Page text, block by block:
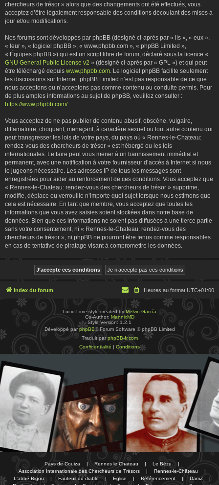
chercheurs de trésor » alors que des changements ont été effectués, vous
acceptez d’être légalement responsable des conditions découlant des mises à
jour et/ou modifications.
Nos forums sont développés par phpBB (désigné ci-après par « ils », « eux »,
« leur », « logiciel phpBB », « www.phpbb.com », « phpBB Limited »,
« Équipes phpBB ») qui est un script libre de forum, déclaré sous la licence «
GNU General Public License v2 » (désigné ci-après par « GPL ») et qui peut
être téléchargé depuis www.phpbb.com. Le logiciel phpBB facilite seulement
les discussions sur Internet. phpBB Limited n’est pas responsable de ce que
nous acceptons ou n’acceptons pas comme contenu ou conduite permis. Pour
de plus amples informations au sujet de phpBB, veuillez consulter :
https://www.phpbb.com/.
Vous acceptez de ne pas publier de contenu abusif, obscène, vulgaire,
diffamatoire, choquant, menaçant, à caractère sexuel ou tout autre contenu qui
peut transgresser les lois de votre pays, du pays où « Rennes-le-Chateau:
rendez-vous des chercheurs de trésor » est hébergé ou les lois
internationales. Le faire peut vous mener à un bannissement immédiat et
permanent, avec une notification à votre fournisseur d’accès à Internet si nous
le jugeons nécessaire. Les adresses IP de tous les messages sont
enregistrées pour aider au renforcement de ces conditions. Vous acceptez que
« Rennes-le-Chateau: rendez-vous des chercheurs de trésor » supprime,
modifie, déplace ou verrouille n’importe quel sujet lorsque nous estimons que
cela est nécessaire. En tant que membre, vous acceptez que toutes les
informations que vous avez saisies soient stockées dans notre base de
données. Bien que ces informations ne soient pas diffusées à une tierce partie
sans votre consentement, ni « Rennes-le-Chateau: rendez-vous des
chercheurs de trésor », ni phpBB ne pourront être tenus comme responsables
en cas de tentative de piratage visant à compromettre les données.
Index du forum Heures au format UTC+01:00
Lucid Lime style created byMelvin García
Co-Author: MannixMD
Style Version: 1.2.1
Développé parphpBB® Forum Software © phpBB Limited
Traduit parphpBB-fr.com
Confidentialité | Conditions
Pays de Couiza | Rennes le Chateau | Le Bézu
|
Association Internationale des Chercheurs de Trésors
| Rennes-le-Château
|
L'abbé Bigou
| Fauteuil du diable | Eglise | Référencement | DamZ
|